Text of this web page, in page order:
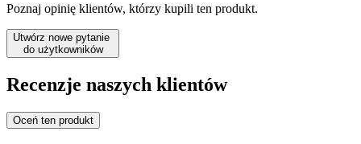
Poznaj opinię klientów, którzy kupili ten produkt.
Utwórz nowe pytanie
do użytkowników
Recenzje naszych klientów
Oceń ten produkt